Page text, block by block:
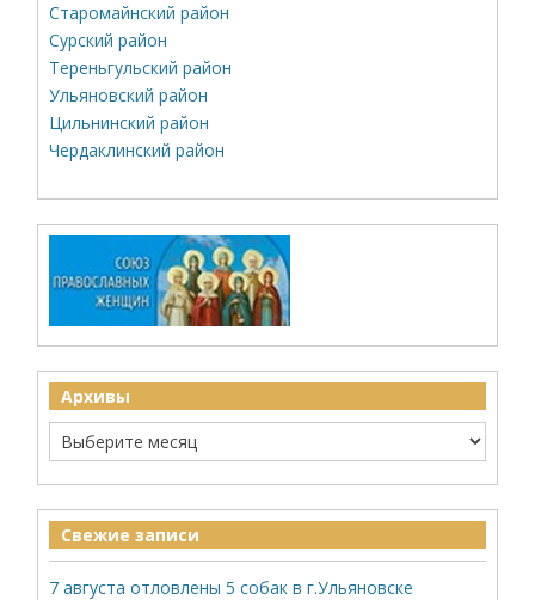
Старомайнский район
Сурский район
Тереньгульский район
Ульяновский район
Цильнинский район
Чердаклинский район
Архивы
Свежие записи
7 августа отловлены 5 собак в г.Ульяновске